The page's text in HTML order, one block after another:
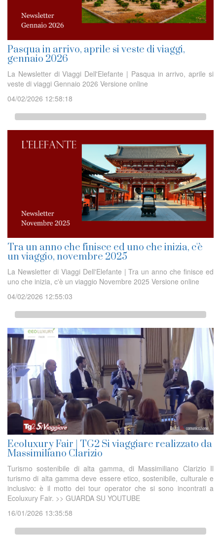
Pasqua in arrivo, aprile si veste di viaggi,
gennaio 2026
La Newsletter di Viaggi Dell'Elefante | Pasqua in arrivo, aprile si
veste di viaggi Gennaio 2026 Versione online
04/02/2026 12:58:18
Tra un anno che finisce ed uno che inizia, c'è
un viaggio, novembre 2025
La Newsletter di Viaggi Dell'Elefante | Tra un anno che finisce ed
uno che inizia, c'è un viaggio Novembre 2025 Versione online
04/02/2026 12:55:03
Ecoluxury Fair | TG2 Si viaggiare realizzato da
Massimiliano Clarizio
Turismo sostenibile di alta gamma, di Massimiliano Clarizio Il
turismo di alta gamma deve essere etico, sostenibile, culturale e
inclusivo: è il motto dei tour operator che si sono incontrati a
Ecoluxury Fair. >> GUARDA SU YOUTUBE
16/01/2026 13:35:58